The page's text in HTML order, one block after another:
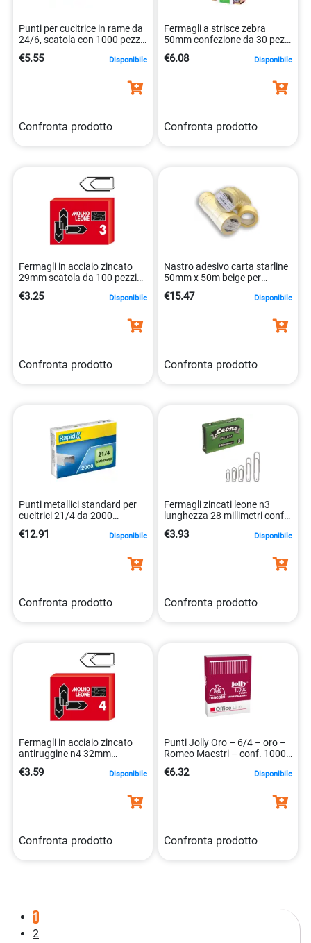
Punti per cucitrice in rame da
24/6, scatola con 1000 pezzi
€5.55 Disponibile
Confronta prodotto
Fermagli a strisce zebra
50mm confezione da 30 pezzi
€6.08 Disponibile
Confronta prodotto
Fermagli in acciaio zincato
29mm scatola da 100 pezzi
€3.25 Disponibile
Confronta prodotto
Nastro adesivo carta starline
50mm x 50m beige per
8025133037633
€15.47 Disponibile
Confronta prodotto
Punti metallici standard per
cucitrici 21/4 da 2000
€12.91 Disponibile
Confronta prodotto
Fermagli zincati leone n3
lunghezza 28 millimetri conf
€3.93 Disponibile
Confronta prodotto
Fermagli in acciaio zincato
antiruggine n4 32mm
€3.59 Disponibile
Confronta prodotto
Punti Jolly Oro – 6/4 – oro –
Romeo Maestri – conf. 1000
€6.32 Disponibile
Confronta prodotto
1
2